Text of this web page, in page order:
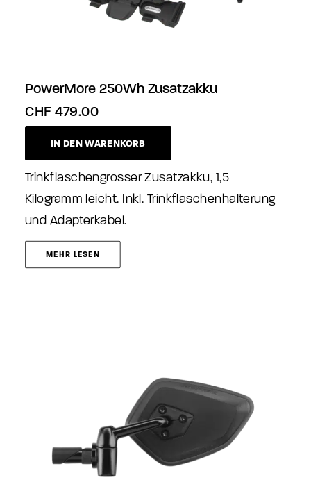
PowerMore 250Wh Zusatzakku
CHF 479.00
IN DEN WARENKORB
Trinkflaschengrosser Zusatzakku, 1,5
Kilogramm leicht. Inkl. Trinkflaschenhalterung
und Adapterkabel.
MEHR LESEN